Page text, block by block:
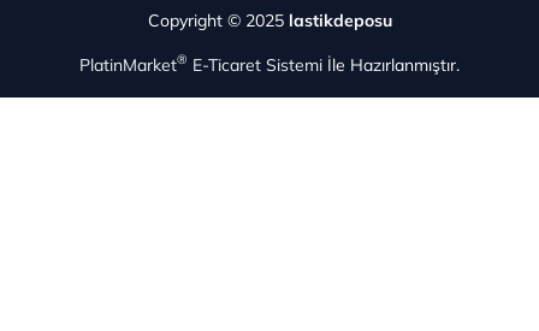
Copyright © 2025 lastikdeposu
PlatinMarket® E-Ticaret Sistemi İle Hazırlanmıştır.